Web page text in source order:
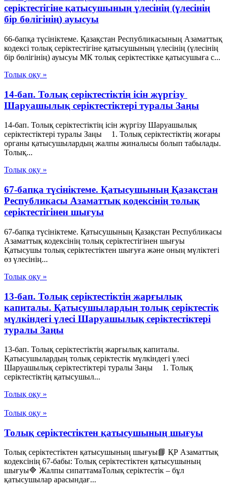
серіктестігіне қатысушының үлесінің (үлесінің
бір бөлігінің) ауысуы
66-бапқа түсініктеме. Қазақстан Республикасының Азаматтық
кодексі толық серіктестігіне қатысушының үлесінің (үлесінің
бір бөлігінің) ауысуы МК толық серіктестікке қатысушыға с...
Толық оқу »
14-бап. Толық серiктестiктiң iсiн жүргiзу
Шаруашылық серіктестіктері туралы Заңы
14-бап. Толық серiктестiктiң iсiн жүргiзу Шаруашылық
серіктестіктері туралы Заңы 1. Толық серiктестiктiң жоғары
органы қатысушылардың жалпы жиналысы болып табылады.
Толық...
Толық оқу »
67-бапқа түсініктеме. Қатысушының Қазақстан
Республикасы Азаматтық кодексінің толық
серіктестігінен шығуы
67-бапқа түсініктеме. Қатысушының Қазақстан Республикасы
Азаматтық кодексінің толық серіктестігінен шығуы
Қатысушы толық серіктестіктен шығуға және оның мүліктегі
өз үлесінің...
Толық оқу »
13-бап. Толық серiктестiктiң жарғылық
капиталы. Қатысушылардың толық серiктестiк
мүлкiндегi үлесi Шаруашылық серіктестіктері
туралы Заңы
13-бап. Толық серiктестiктiң жарғылық капиталы.
Қатысушылардың толық серiктестiк мүлкiндегi үлесi
Шаруашылық серіктестіктері туралы Заңы 1. Толық
серiктестiктiң қатысушыл...
Толық оқу »
Толық оқу »
Толық серіктестіктен қатысушының шығуы
Толық серіктестіктен қатысушының шығуы📘 ҚР Азаматтық
кодексінің 67-бабы: Толық серіктестіктен қатысушының
шығуы🔷 Жалпы сипаттамаТолық серіктестік – бұл
қатысушылар арасындағ...